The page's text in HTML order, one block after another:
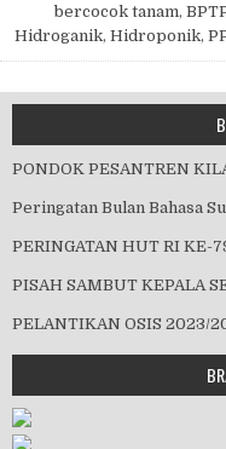
bercocok tanam,
Hidroganik, Hidroponik,
PONDOK PESANTREN
Peringatan Bulan Bahasa
PERINGATAN HUT RI KE-
PISAH SAMBUT KEPALA
PELANTIKAN OSIS 2023/